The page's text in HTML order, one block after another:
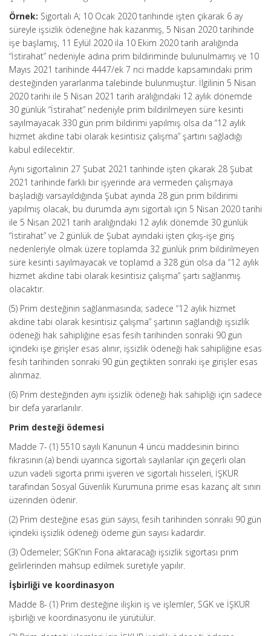
Örnek: Sigortalı A; 10 Ocak 2020 tarihinde işten çıkarak 6 ay
süreyle işsizlik ödeneğine hak kazanmış, 5 Nisan 2020 tarihinde
işe başlamış, 11 Eylül 2020 ila 10 Ekim 2020 tarih aralığında
“İstirahat” nedeniyle adına prim bildiriminde bulunulmamış ve 10
Mayıs 2021 tarihinde 4447/ek 7 nci madde kapsamındaki prim
desteğinden yararlanma talebinde bulunmuştur. İlgilinin 5 Nisan
2020 tarihi ile 5 Nisan 2021 tarih aralığındaki 12 aylık dönemde
30 günlük “İstirahat” nedeniyle prim bildirilmeyen süre kesinti
sayılmayacak 330 gün prim bildirimi yapılmış olsa da “12 aylık
hizmet akdine tabi olarak kesintisiz çalışma” şartını sağladığı
kabul edilecektir.
Aynı sigortalının 27 Şubat 2021 tarihinde işten çıkarak 28 Şubat
2021 tarihinde farklı bir işyerinde ara vermeden çalışmaya
başladığı varsayıldığında Şubat ayında 28 gün prim bildirimi
yapılmış olacak, bu durumda aynı sigortalı için 5 Nisan 2020 tarihi
ile 5 Nisan 2021 tarih aralığındaki 12 aylık dönemde 30 günlük
“İstirahat” ve 2 günlük de Şubat ayındaki işten çıkış-işe giriş
nedenleriyle olmak üzere toplamda 32 günlük prim bildirilmeyen
süre kesinti sayılmayacak ve toplamd a 328 gün olsa da “12 aylık
hizmet akdine tabi olarak kesintisiz çalışma” şartı sağlanmış
olacaktır.
(5) Prim desteğinin sağlanmasında; sadece “12 aylık hizmet
akdine tabi olarak kesintisiz çalışma” şartının sağlandığı işsizlik
ödeneği hak sahipliğine esas fesih tarihinden sonraki 90 gün
içindeki işe girişler esas alınır, işsizlik ödeneği hak sahipliğine esas
fesih tarihinden sonraki 90 gün geçtikten sonraki işe girişler esas
alınmaz.
(6) Prim desteğinden aynı işsizlik ödeneği hak sahipliği için sadece
bir defa yararlanılır.
Prim desteği ödemesi
Madde 7- (1) 5510 sayılı Kanunun 4 üncü maddesinin birinci
fıkrasının (a) bendi uyarınca sigortalı sayılanlar için geçerli olan
uzun vadeli sigorta primi işveren ve sigortalı hisseleri, İŞKUR
tarafından Sosyal Güvenlik Kurumuna prime esas kazanç alt sınırı
üzerinden ödenir.
(2) Prim desteğine esas gün sayısı, fesih tarihinden sonraki 90 gün
içindeki işsizlik ödeneği ödeme gün sayısı kadardır.
(3) Ödemeler; SGK’nın Fona aktaracağı işsizlik sigortası prim
gelirlerinden mahsup edilmek suretiyle yapılır.
İşbirliği ve koordinasyon
Madde 8- (1) Prim desteğine ilişkin iş ve işlemler, SGK ve İŞKUR
işbirliği ve koordinasyonu ile yürütülür.